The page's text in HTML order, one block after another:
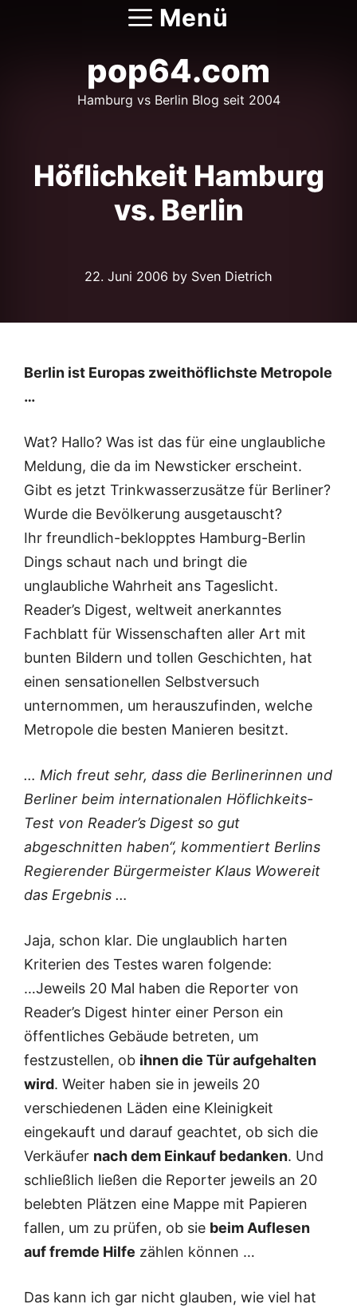
Menü
pop64.com
Hamburg vs Berlin Blog seit 2004
Höflichkeit Hamburg
vs. Berlin
22. Juni 2006 by Sven Dietrich
Berlin ist Europas zweithöflichste Metropole
…
Wat? Hallo? Was ist das für eine unglaubliche
Meldung, die da im Newsticker erscheint.
Gibt es jetzt Trinkwasserzusätze für Berliner?
Wurde die Bevölkerung ausgetauscht?
Ihr freundlich-beklopptes Hamburg-Berlin
Dings schaut nach und bringt die
unglaubliche Wahrheit ans Tageslicht.
Reader’s Digest, weltweit anerkanntes
Fachblatt für Wissenschaften aller Art mit
bunten Bildern und tollen Geschichten, hat
einen sensationellen Selbstversuch
unternommen, um herauszufinden, welche
Metropole die besten Manieren besitzt.
… Mich freut sehr, dass die Berlinerinnen und
Berliner beim internationalen Höflichkeits-
Test von Reader’s Digest so gut
abgeschnitten haben“, kommentiert Berlins
Regierender Bürgermeister Klaus Wowereit
das Ergebnis …
Jaja, schon klar. Die unglaublich harten
Kriterien des Testes waren folgende:
…Jeweils 20 Mal haben die Reporter von
Reader’s Digest hinter einer Person ein
öffentliches Gebäude betreten, um
festzustellen, ob ihnen die Tür aufgehalten
wird. Weiter haben sie in jeweils 20
verschiedenen Läden eine Kleinigkeit
eingekauft und darauf geachtet, ob sich die
Verkäufer nach dem Einkauf bedanken. Und
schließlich ließen die Reporter jeweils an 20
belebten Plätzen eine Mappe mit Papieren
fallen, um zu prüfen, ob sie beim Auflesen
auf fremde Hilfe zählen können …
Das kann ich gar nicht glauben, wie viel hat